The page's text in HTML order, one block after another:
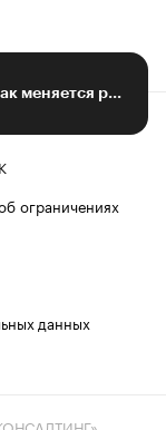
Платформа равных возможностей: как меняется рынок труда для людей с ОВЗ
ограничениях
данных